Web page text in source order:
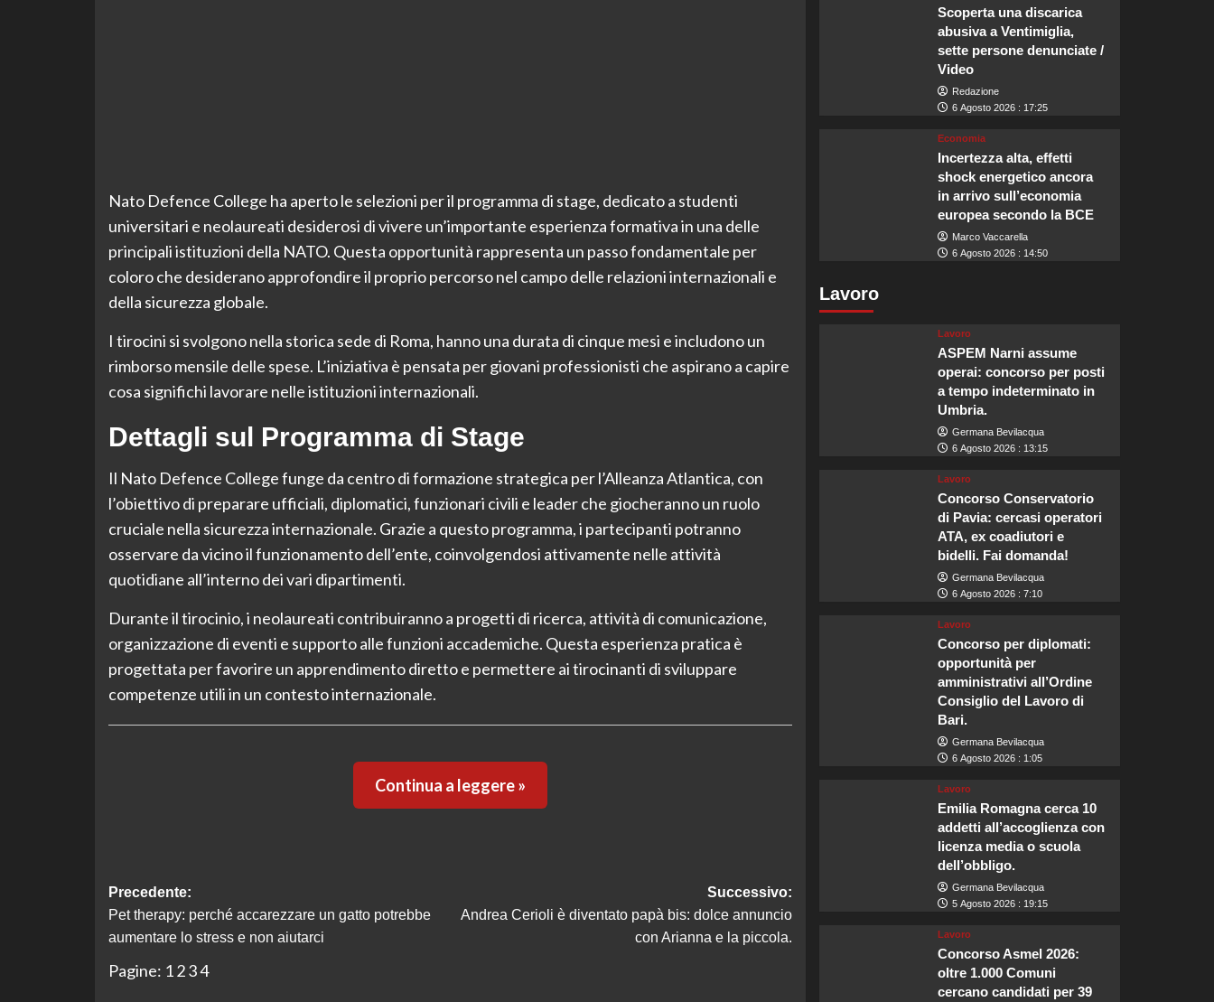
Nato Defence College ha aperto le selezioni per il programma di stage, dedicato a studenti
universitari e neolaureati desiderosi di vivere un’importante esperienza formativa in una delle
principali istituzioni della NATO. Questa opportunità rappresenta un passo fondamentale per
coloro che desiderano approfondire il proprio percorso nel campo delle relazioni internazionali e
della sicurezza globale.
I tirocini si svolgono nella storica sede di Roma, hanno una durata di cinque mesi e includono un
rimborso mensile delle spese. L’iniziativa è pensata per giovani professionisti che aspirano a capire
cosa significhi lavorare nelle istituzioni internazionali.
Dettagli sul Programma di Stage
Il Nato Defence College funge da centro di formazione strategica per l’Alleanza Atlantica, con
l’obiettivo di preparare ufficiali, diplomatici, funzionari civili e leader che giocheranno un ruolo
cruciale nella sicurezza internazionale. Grazie a questo programma, i partecipanti potranno
osservare da vicino il funzionamento dell’ente, coinvolgendosi attivamente nelle attività
quotidiane all’interno dei vari dipartimenti.
Durante il tirocinio, i neolaureati contribuiranno a progetti di ricerca, attività di comunicazione,
organizzazione di eventi e supporto alle funzioni accademiche. Questa esperienza pratica è
progettata per favorire un apprendimento diretto e permettere ai tirocinanti di sviluppare
competenze utili in un contesto internazionale.
Continua a leggere »
Navigazione
articolo
Precedente:
Pet therapy: perché accarezzare un gatto potrebbe
aumentare lo stress e non aiutarci
Successivo:
Andrea Cerioli è diventato papà bis: dolce annuncio
con Arianna e la piccola.
Pagine: 1 2 34
Scoperta una discarica
abusiva a Ventimiglia,
sette persone denunciate /
Video
Redazione
6 Agosto 2026 : 17:25
Economia
Incertezza alta, effetti
shock energetico ancora
in arrivo sull’economia
europea secondo la BCE
Marco Vaccarella
6 Agosto 2026 : 14:50
Lavoro
Lavoro
ASPEM Narni assume
operai: concorso per posti
a tempo indeterminato in
Umbria.
Germana Bevilacqua
6 Agosto 2026 : 13:15
Lavoro
Concorso Conservatorio
di Pavia: cercasi operatori
ATA, ex coadiutori e
bidelli. Fai domanda!
Germana Bevilacqua
6 Agosto 2026 : 7:10
Lavoro
Concorso per diplomati:
opportunità per
amministrativi all’Ordine
Consiglio del Lavoro di
Bari.
Germana Bevilacqua
6 Agosto 2026 : 1:05
Lavoro
Emilia Romagna cerca 10
addetti all’accoglienza con
licenza media o scuola
dell’obbligo.
Germana Bevilacqua
5 Agosto 2026 : 19:15
Lavoro
Concorso Asmel 2026:
oltre 1.000 Comuni
cercano candidati per 39